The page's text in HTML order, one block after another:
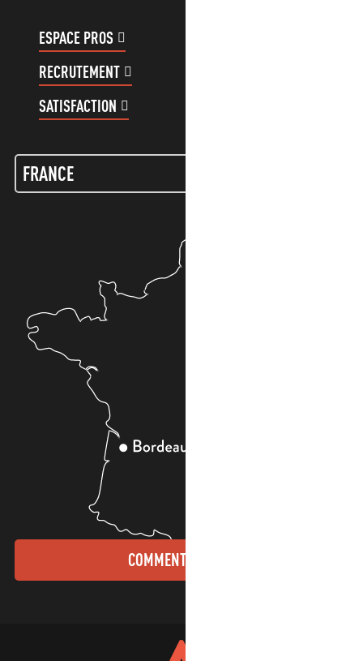
ESPACE PROS
RECRUTEMENT
SATISFACTION
COMMENT VENIR ?